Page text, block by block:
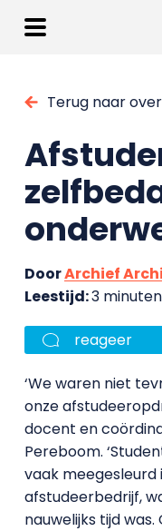
Terug naar
DoorArchief
Leestijd:3 minuten
reageer
‘We waren niet
onze
docent en
Pereboom.
vaak meegesleurd
afstudeerbedrijf,
nauwelijks tijd